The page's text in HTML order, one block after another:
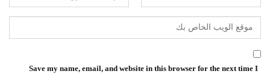
Save my name, email, and website in this browser for the next time I